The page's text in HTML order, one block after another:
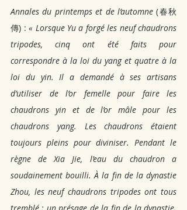
Annales du printemps et de l’automne (春秋
傳) : « Lorsque Yu a forgé les neuf chaudrons
tripodes, cinq ont été faits pour
correspondre à la loi du yang et quatre à la
loi du yin. Il a demandé à ses artisans
d’utiliser de l’or femelle pour faire les
chaudrons yin et de l’or mâle pour les
chaudrons yang. Les chaudrons étaient
toujours pleins pour diviniser. Pendant le
règne de Xia Jie, l’eau du chaudron a
soudainement bouilli. À la fin de la dynastie
Zhou, les neuf chaudrons tripodes ont tous